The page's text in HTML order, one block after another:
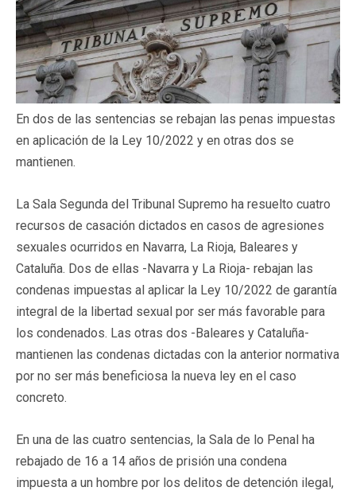
En dos de las sentencias se rebajan las penas impuestas
en aplicación de la Ley 10/2022 y en otras dos se
mantienen.
La Sala Segunda del Tribunal Supremo ha resuelto cuatro
recursos de casación dictados en casos de agresiones
sexuales ocurridos en Navarra, La Rioja, Baleares y
Cataluña. Dos de ellas -Navarra y La Rioja- rebajan las
condenas impuestas al aplicar la Ley 10/2022 de garantía
integral de la libertad sexual por ser más favorable para
los condenados. Las otras dos -Baleares y Cataluña-
mantienen las condenas dictadas con la anterior normativa
por no ser más beneficiosa la nueva ley en el caso
concreto.
En una de las cuatro sentencias, la Sala de lo Penal ha
rebajado de 16 a 14 años de prisión una condena
impuesta a un hombre por los delitos de detención ilegal,